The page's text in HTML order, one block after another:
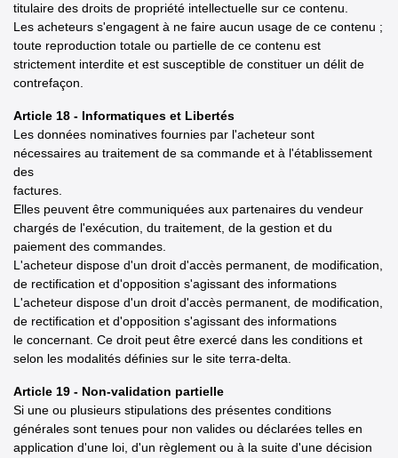
titulaire des droits de propriété intellectuelle sur ce contenu.
Les acheteurs s'engagent à ne faire aucun usage de ce contenu ;
toute reproduction totale ou partielle de ce contenu est
strictement interdite et est susceptible de constituer un délit de
contrefaçon.
Article 18 - Informatiques et Libertés
Les données nominatives fournies par l'acheteur sont
nécessaires au traitement de sa commande et à l'établissement
des
factures.
Elles peuvent être communiquées aux partenaires du vendeur
chargés de l'exécution, du traitement, de la gestion et du
paiement des commandes.
L'acheteur dispose d'un droit d'accès permanent, de modification,
de rectification et d'opposition s'agissant des informations
L'acheteur dispose d'un droit d'accès permanent, de modification,
de rectification et d'opposition s'agissant des informations
le concernant. Ce droit peut être exercé dans les conditions et
selon les modalités définies sur le site terra-delta.
Article 19 - Non-validation partielle
Si une ou plusieurs stipulations des présentes conditions
générales sont tenues pour non valides ou déclarées telles en
application d'une loi, d'un règlement ou à la suite d'une décision